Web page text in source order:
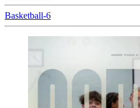
Beitragsnavigation
Basketball-6